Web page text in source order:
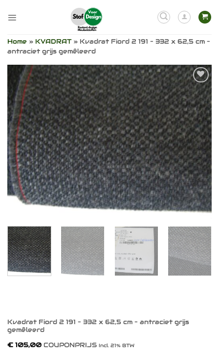
naar
Home » KVADRAT» Kvadrat Fiord 2 191 – 332 x 62,5 cm –
antraciet grijs gemêleerd
Toevoegen
aan
verlanglijst
Kvadrat Fiord 2 191 – 332 x 62,5 cm – antraciet grijs
gemêleerd
€ 105,00 COUPONPRIJS Incl. 21% BTW